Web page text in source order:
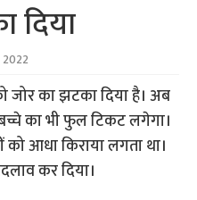
दिया
जोर का झटका दिया है। अब
का भी फुल टिकट लगेगा।
आधा किराया लगता था।
कर दिया।